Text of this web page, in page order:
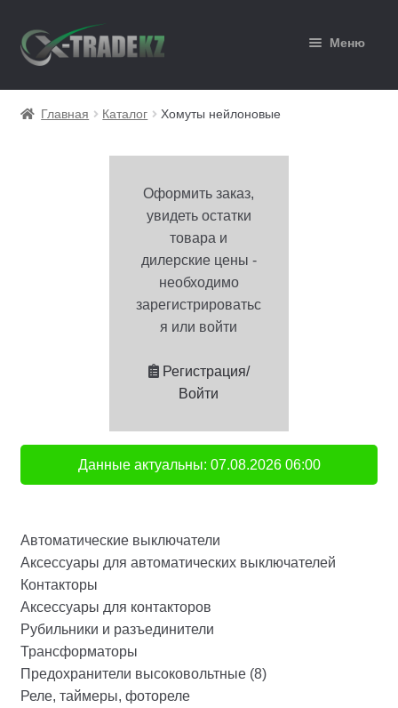
Перейти
к
Перейти
к
Меню
Главная
Главная Каталог Хомуты нейлоновые
Оформить заказ,
увидеть остатки
товара и
дилерские цены -
необходимо
зарегистрироватьс
я или войти
Регистрация/
Войти
Данные актуальны: 07.08.2026 06:00
Автоматические выключатели
Аксессуары для автоматических выключателей
Контакторы
Аксессуары для контакторов
Рубильники и разъединители
Трансформаторы
Предохранители высоковольтные (8)
Реле, таймеры, фотореле